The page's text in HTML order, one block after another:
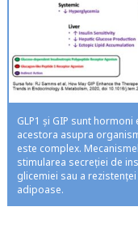
GLP1 și GIP sunt
acestora asupra
este complex.
stimularea secreției de
glicemiei sau a
adipoase.